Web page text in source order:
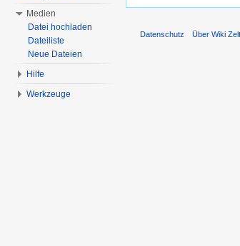
Medien
Datei hochladen
Dateiliste
Neue Dateien
Hilfe
Werkzeuge
Datenschutz Über Wiki